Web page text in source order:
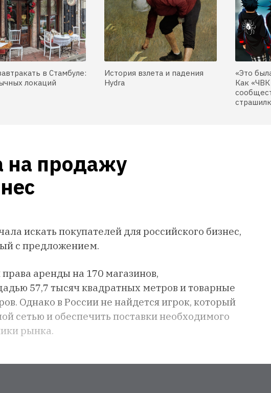
в Стамбуле:
локаций
История взлета и падения
Hydra
«Это
Как
на продажу
искать покупателей для российского бизнес,
с предложением.
аренды на 170 магазинов,
57,7 тысяч квадратных метров и товарные
Однако в России не найдется игрок, который
сетью и обеспечить поставки необходимого
рынка.